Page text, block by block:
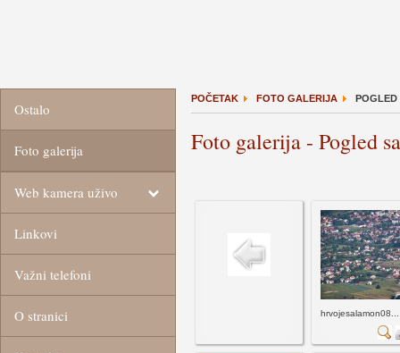
Ostalo
Foto galerija
Web kamera uživo
Linkovi
Važni telefoni
O stranici
POČETAK FOTO GALERIJA
Foto galerija - Pogled
hrvojesalamon08...